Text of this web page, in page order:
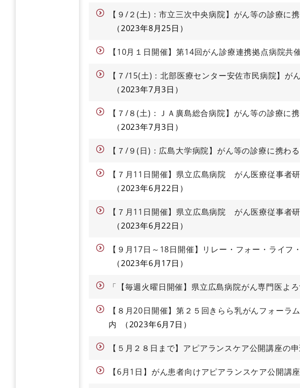
【９/２(土)：市立三次中央病院】がん等の診療に
2023年8月25日
【10月１日開催】第14回がん診療連携拠点病院共
【７/15(土)：北部医療センター安佐市民病院】
2023年7月3日
【７/８(土)：ＪＡ廣島総合病院】がん等の診療に
2023年7月3日
【７/９(日)：広島大学病院】がん等の診療に携わ
【７月11日開催】県立広島病院 がん医療従事者
2023年6月22日
【７月11日開催】県立広島病院 がん医療従事者
2023年6月22日
【９月17日～18日開催】リレー・フォー・ライ
2023年6月17日
「【毎週火曜日開催】県立広島病院がん専門医よ
【８月20日開催】第２５回きらら乳がんフォー
内
2023年6月7日
【５月２８日まで】アピアランスケア公開講座の
【6月1日】がん患者向けアピアランスケア公開講座